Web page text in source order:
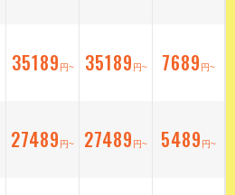
35189 円~ 35189 円~ 7689 円~
27489 円~ 27489 円~ 5489 円~